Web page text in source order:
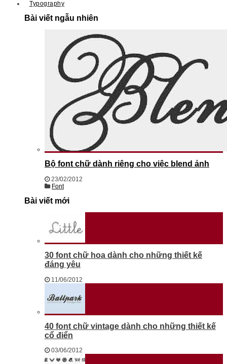
Typography
Bài viết ngẫu nhiên
Bộ font chữ dành riêng cho việc blend ảnh
23/02/2012
Font
Bài viết mới
30 font chữ hoa dành cho những thiết kế
đáng yêu
11/06/2012
40 font chữ vintage dành cho những thiết kế
cổ điển
03/06/2012